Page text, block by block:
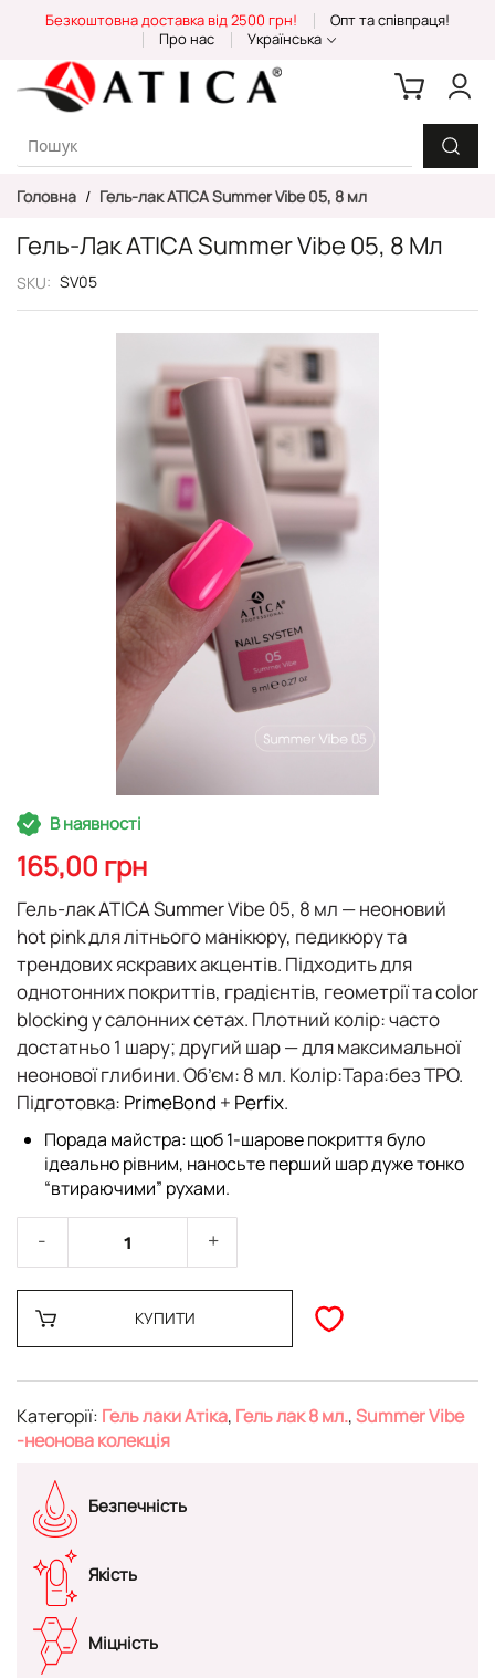
Content
Безкоштовна доставка від 2500 грн!
Опт та співпраця!
Про нас
Українська
Головна Гель-лак ATICA Summer Vibe 05, 8 мл
Гель-Лак ATICA Summer Vibe 05, 8 Мл
SKU SV05
Перейти
до
початку
галереї
зображень
В наявності
165,00 грн
Гель-лак ATICA Summer Vibe 05, 8 мл — неоновий
hot pink для літнього манікюру, педикюру та
трендових яскравих акцентів. Підходить для
однотонних покриттів, градієнтів, геометрії та color
blocking у салонних сетах. Плотний колір: часто
достатньо 1 шару; другий шар — для максимальної
неонової глибини.Об’єм: 8 мл. Колір:Тара:без TPO.
Підготовка: PrimeBond + Perfix.
Порада майстра: щоб 1-шарове покриття було
ідеально рівним, наносьте перший шар дуже тонко
“втираючими” рухами.
КУПИТИ
Категорії: Гель лаки Атіка, Гель лак 8 мл.,Summer Vibe
-неонова колекція
Безпечність
Якість
Міцність